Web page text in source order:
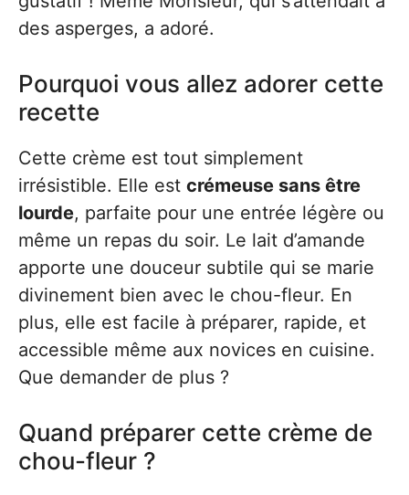
des asperges, a adoré.
Pourquoi vous allez adorer cette
recette
Cette crème est tout simplement
irrésistible. Elle est crémeuse sans être
lourde, parfaite pour une entrée légère ou
même un repas du soir. Le lait d’amande
apporte une douceur subtile qui se marie
divinement bien avec le chou-fleur. En
plus, elle est facile à préparer, rapide, et
accessible même aux novices en cuisine.
Que demander de plus ?
Quand préparer cette crème de
chou-fleur ?